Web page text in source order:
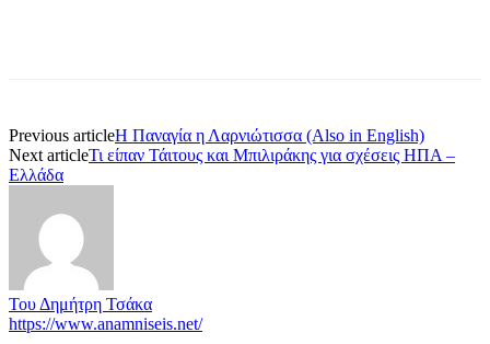
Previous articleΗ Παναγία η Λαρνιώτισσα (Also in English)
Next articleΤι είπαν Τάιτους και Μπιλιράκης για σχέσεις ΗΠΑ –
Ελλάδα
Του Δημήτρη Τσάκα
https://www.anamniseis.net/